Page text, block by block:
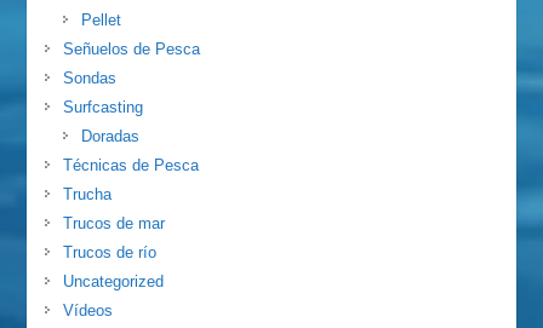
Pellet
Señuelos de Pesca
Sondas
Surfcasting
Doradas
Técnicas de Pesca
Trucha
Trucos de mar
Trucos de río
Uncategorized
Vídeos